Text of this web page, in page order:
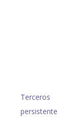
Terceros
persistente